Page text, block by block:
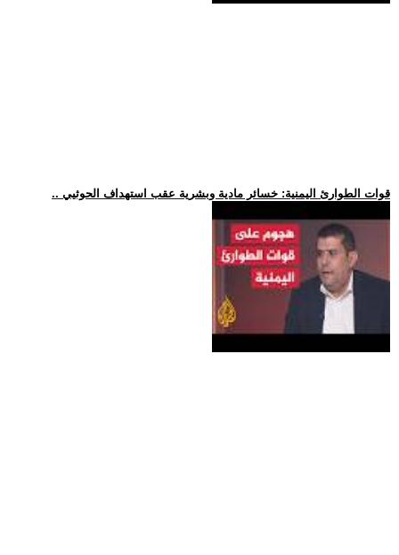
.. قوات الطوارئ اليمنية: خسائر مادية وبشرية عقب استهداف الحوثيي